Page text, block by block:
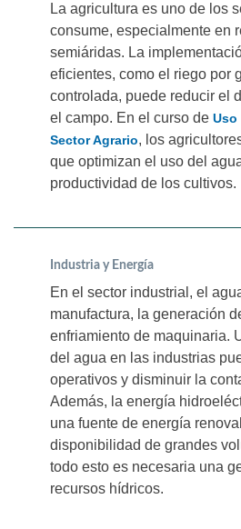
La agricultura es uno de los
consume, especialmente en
semiáridas. La
eficientes, como el riego por
controlada, puede reducir el
el campo. En el curso de Uso
Sector Agrario, los
que optimizan el uso del
productividad de los cultivos.
Industria y Energía
En el sector industrial, el
manufactura, la generación
enfriamiento de maquinaria.
del agua en las industrias
operativos y disminuir la
Además, la energía
una fuente de energía
disponibilidad de grandes
todo esto es necesaria una
recursos hídricos.